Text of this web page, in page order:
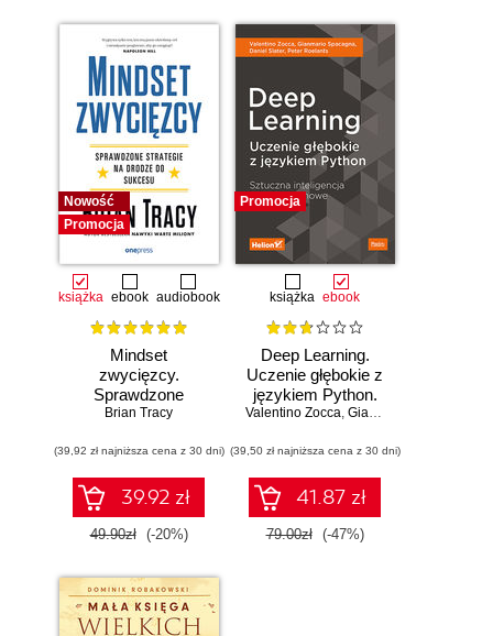
Nowość
Promocja
książka ebook audiobook
Mindset
zwycięzcy.
Sprawdzone
strategie na drodze
Brian Tracy
(39,92 zł najniższa cena z 30 dni)
39.92 zł
49.90zł (-20%)
Promocja
książka ebook
Deep Learning.
Uczenie głębokie z
językiem Python.
Sztuczna
neuronowe
Valentino Zocca, Gianmario Spacagna
(39,50 zł najniższa cena z 30 dni)
41.87 zł
79.00zł (-47%)